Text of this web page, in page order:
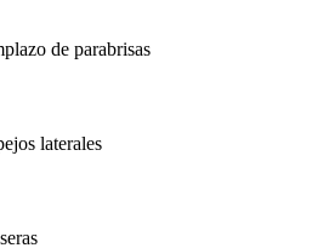
de parabrisas
laterales